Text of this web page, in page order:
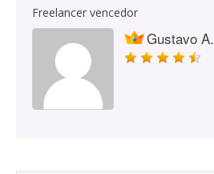
Freelancer vencedor
Gustavo A.